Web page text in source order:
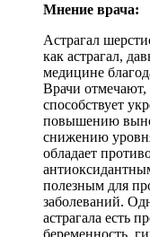
Мнение врача:
Астрагал
как астрагал,
медицине
Врачи отмечают,
способствует
повышению
снижению
обладает
полезным для
заболеваний.
астрагала есть
беременность,